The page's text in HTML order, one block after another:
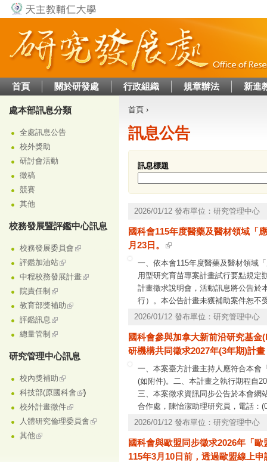
首頁 關於研發處 行政組織 規章辦法 新進
處本部訊息分類
全處訊息公告
校外獎助
研討會活動
徵稿
競賽
其他
校務發展暨評鑑中心訊息
校務發展委員會
評鑑加油站
中程校務發展計畫
院責任制
教育部獎補助
評鑑訊息
總量管制
研究管理中心訊息
校內獎補助
科技部(原國科會
)
校外計畫徵件
人體研究倫理委員會
其他
您在這裡
首頁 ›
訊息公告
訊息標題
2026/01/12 發布單位：研究管理中心
國科會115年度醫藥及醫材領域「
月23日。
一、依本會115年度醫藥及醫材領域
用型研究育苗專案計畫試行要點規定
計畫徵求說明會，活動訊息將公告於
行）。本公告計畫未獲補助案件恕不
mail：chyliu@nstc.gov.tw 。
2026/01/12 發布單位：研究管理中心
國科會參與加拿大新前沿研究基
研機構共同徵求2027年(3年期)計
一、本案臺方計畫主持人應符合本會
(如附件)。二、本計畫之執行期程自
三、本案徵求資訊同步公告於本會網
合作處，陳怡潔助理研究員，電話：
058，(02)2737-7590、7591、7592。
2026/01/12 發布單位：研究管理中心
國科會與歐盟同步徵求2026年「
115年3月10日前，透過歐盟線上